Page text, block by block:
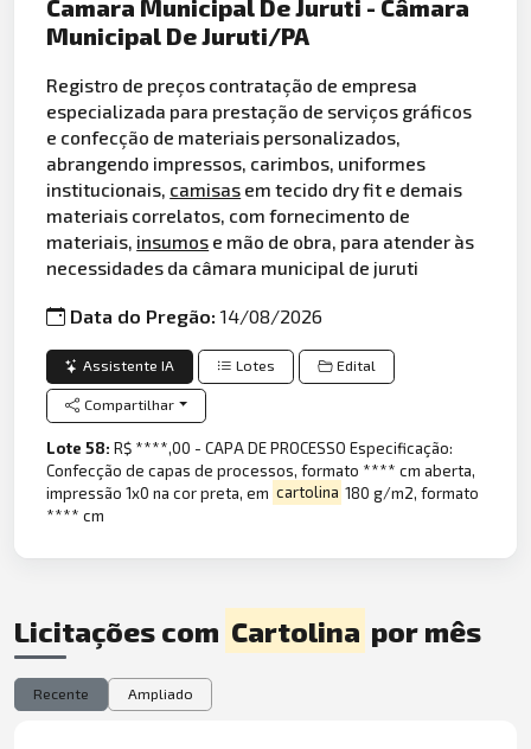
Camara Municipal De Juruti - Câmara
Municipal De Juruti/PA
Registro de preços contratação de empresa
especializada para prestação de serviços gráficos
e confecção de materiais personalizados,
abrangendo impressos, carimbos, uniformes
institucionais, camisas em tecido dry fit e demais
materiais correlatos, com fornecimento de
materiais, insumos e mão de obra, para atender às
necessidades da câmara municipal de juruti
Data do Pregão:14/08/2026
Assistente IA Lotes Edital
Compartilhar
Lote 58:R$ ****,00 - CAPA DE PROCESSO Especificação:
Confecção de capas de processos, formato **** cm aberta,
impressão 1x0 na cor preta, em cartolina 180 g/m2, formato
**** cm
Licitações com Cartolina por mês
Recente Ampliado